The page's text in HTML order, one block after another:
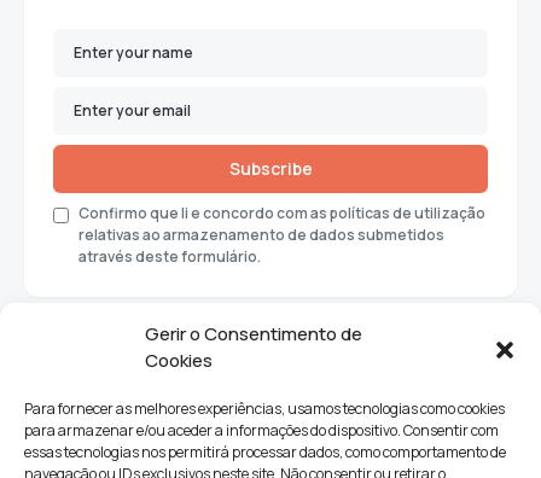
Gerir o Consentimento de
Cookies
Para fornecer as melhores experiências, usamos tecnologias como cookies
para armazenar e/ou aceder a informações do dispositivo. Consentir com
essas tecnologias nos permitirá processar dados, como comportamento de
navegação ou IDs exclusivos neste site. Não consentir ou retirar o
Subscribe
Confirmo que li e concordo com as políticas de utilização
relativas ao armazenamento de dados submetidos
através deste formulário.